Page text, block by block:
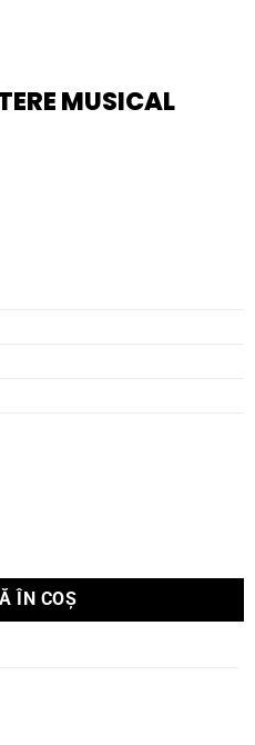
MUSICAL
Fidelity M6S PRX
ÎN COȘ